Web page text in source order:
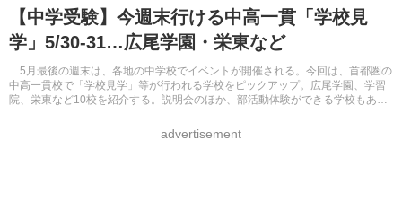
8月開催イベント・WS 全国公立高校 過去問 人気記事
自由研究教材（小学生向け） 自由研究教材（中学生向け）
【中学受験】今週末行ける中高一貫「学校見
学」5/30-31…広尾学園・栄東など
5月最後の週末は、各地の中学校でイベントが開催される。今回は、首都圏の
中高一貫校で「学校見学」等が行われる学校をピックアップ。広尾学園、学習
院、栄東など10校を紹介する。説明会のほか、部活動体験ができる学校もあ
advertisement